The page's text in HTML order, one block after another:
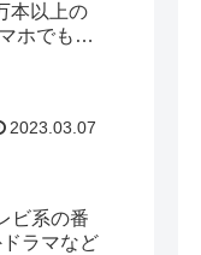
本以上の
ホでもパ
2023.03.07
ビ系の番
ラマなど